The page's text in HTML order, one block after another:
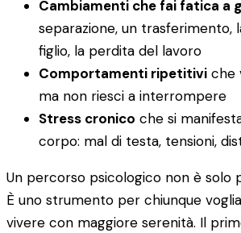
Cambiamenti che fai fatica a
separazione, un trasferimento,
figlio, la perdita del lavoro
Comportamenti ripetitivi che
ma non riesci a interrompere
Stress cronico che si
corpo: mal di testa, tensioni,
Un percorso psicologico non è solo
È uno strumento per chiunque
vivere con maggiore serenità. Il